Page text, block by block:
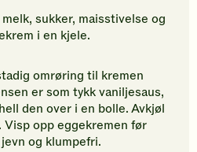
gi
din
gi
sukker, maisstivelse og
i en kjele.
omrøring til kremen
er som tykk vaniljesaus,
den over i en bolle. Avkjøl
opp eggekremen før
og klumpefri.